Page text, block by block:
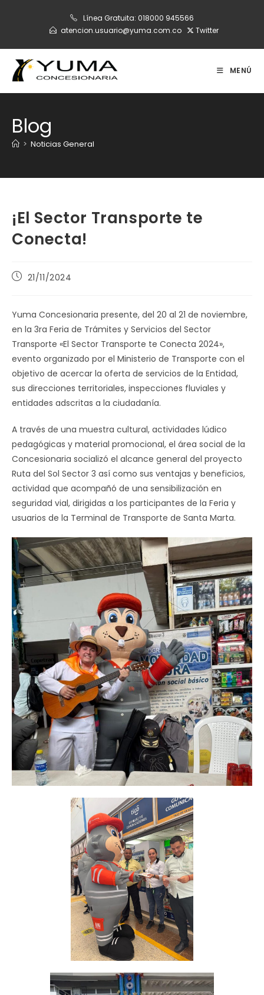
Línea Gratuita: 018000 945566
atencion.usuario@yuma.com.co
Twitter
MENÚ
Blog
> Noticias General
¡El Sector Transporte te
Conecta!
Publicación
entrada:
21/11/2024
Yuma Concesionaria presente, del 20 al 21 de noviembre,
en la 3ra Feria de Trámites y Servicios del Sector
Transporte «El Sector Transporte te Conecta 2024»,
evento organizado por el Ministerio de Transporte con el
objetivo de acercar la oferta de servicios de la Entidad,
sus direcciones territoriales, inspecciones fluviales y
entidades adscritas a la ciudadanía.
A través de una muestra cultural, actividades lúdico
pedagógicas y material promocional, el área social de la
Concesionaria socializó el alcance general del proyecto
Ruta del Sol Sector 3 así como sus ventajas y beneficios,
actividad que acompañó de una sensibilización en
seguridad vial, dirigidas a los participantes de la Feria y
usuarios de la Terminal de Transporte de Santa Marta.